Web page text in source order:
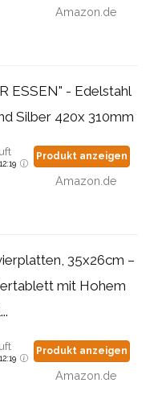
Amazon.de
ESSEN" - Edelstahl
Silber 420x 310mm
Produkt anzeigen
Amazon.de
35x26cm –
mit Hohem
Produkt anzeigen
Amazon.de